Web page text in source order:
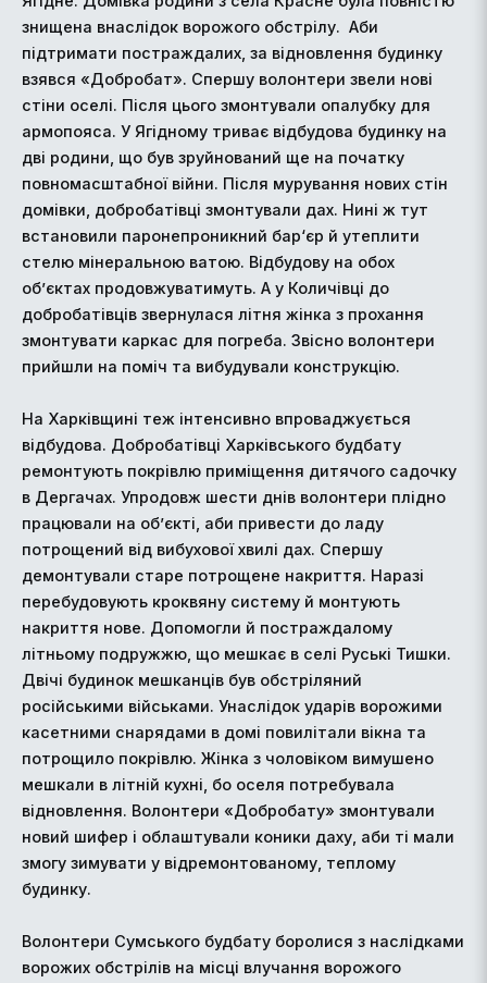
знищена внаслідок ворожого обстрілу. Аби
підтримати постраждалих, за відновлення будинку
взявся «Добробат». Спершу волонтери звели нові
стіни оселі. Після цього змонтували опалубку для
армопояса. У Ягідному триває відбудова будинку на
дві родини, що був зруйнований ще на початку
повномасштабної війни. Після мурування нових стін
домівки, добробатівці змонтували дах. Нині ж тут
встановили паронепроникний бар‘єр й утеплити
стелю мінеральною ватою. Відбудову на обох
об’єктах продовжуватимуть. А у Количівці до
добробатівців звернулася літня жінка з прохання
змонтувати каркас для погреба. Звісно волонтери
прийшли на поміч та вибудували конструкцію.
На Харківщині теж інтенсивно впроваджується
відбудова. Добробатівці Харківського будбату
ремонтують покрівлю приміщення дитячого садочку
в Дергачах. Упродовж шести днів волонтери плідно
працювали на об’єкті, аби привести до ладу
потрощений від вибухової хвилі дах. Спершу
демонтували старе потрощене накриття. Наразі
перебудовують кроквяну систему й монтують
накриття нове. Допомогли й постраждалому
літньому подружжю, що мешкає в селі Руські Тишки.
Двічі будинок мешканців був обстріляний
російськими військами. Унаслідок ударів ворожими
касетними снарядами в домі повилітали вікна та
потрощило покрівлю. Жінка з чоловіком вимушено
мешкали в літній кухні, бо оселя потребувала
відновлення. Волонтери «Добробату» змонтували
новий шифер і облаштували коники даху, аби ті мали
змогу зимувати у відремонтованому, теплому
будинку.
Волонтери Сумського будбату боролися з наслідками
ворожих обстрілів на місці влучання ворожого